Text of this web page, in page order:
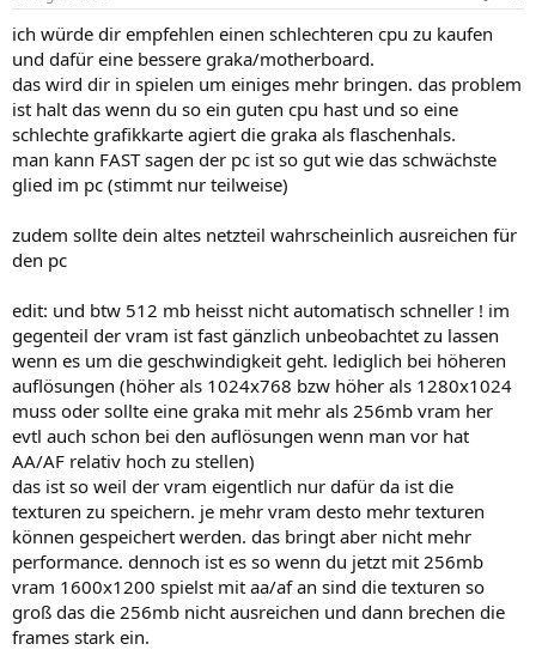
ich würde dir empfehlen einen schlechteren cpu zu kaufen
und dafür eine bessere graka/motherboard.
das wird dir in spielen um einiges mehr bringen. das problem
ist halt das wenn du so ein guten cpu hast und so eine
schlechte grafikkarte agiert die graka als flaschenhals.
man kann FAST sagen der pc ist so gut wie das schwächste
glied im pc (stimmt nur teilweise)
zudem sollte dein altes netzteil wahrscheinlich ausreichen für
den pc
edit: und btw 512 mb heisst nicht automatisch schneller ! im
gegenteil der vram ist fast gänzlich unbeobachtet zu lassen
wenn es um die geschwindigkeit geht. lediglich bei höheren
auflösungen (höher als 1024x768 bzw höher als 1280x1024
muss oder sollte eine graka mit mehr als 256mb vram her
evtl auch schon bei den auflösungen wenn man vor hat
AA/AF relativ hoch zu stellen)
das ist so weil der vram eigentlich nur dafür da ist die
texturen zu speichern. je mehr vram desto mehr texturen
können gespeichert werden. das bringt aber nicht mehr
performance. dennoch ist es so wenn du jetzt mit 256mb
vram 1600x1200 spielst mit aa/af an sind die texturen so
groß das die 256mb nicht ausreichen und dann brechen die
frames stark ein.